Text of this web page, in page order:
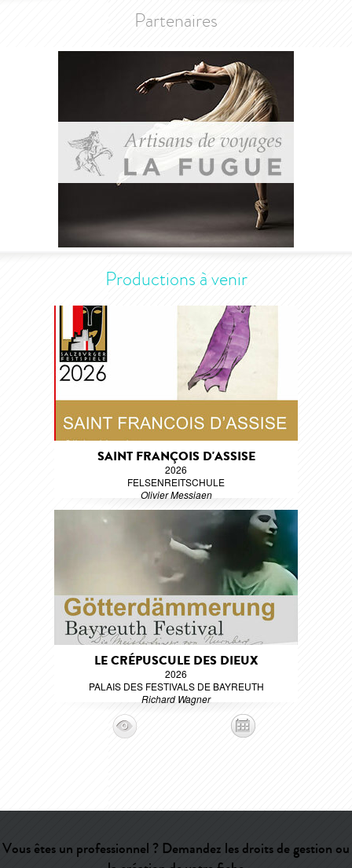
Partenaires
Productions à venir
SAINT FRANÇOIS D'ASSISE
2026
FELSENREITSCHULE
Olivier Messiaen
LE CRÉPUSCULE DES DIEUX
2026
PALAIS DES FESTIVALS DE BAYREUTH
Richard Wagner
Vous êtes un professionnel ? Demandez les droits de gestion ou